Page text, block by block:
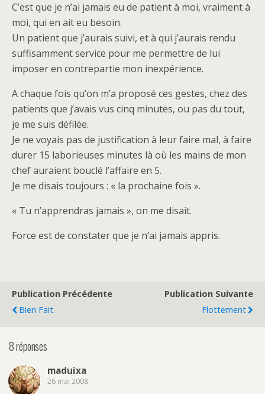
C’est que je n’ai jamais eu de patient à moi, vraiment à
moi, qui en ait eu besoin.
Un patient que j’aurais suivi, et à qui j’aurais rendu
suffisamment service pour me permettre de lui
imposer en contrepartie mon inexpérience.
A chaque fois qu’on m’a proposé ces gestes, chez des
patients que j’avais vus cinq minutes, ou pas du tout,
je me suis défilée.
Je ne voyais pas de justification à leur faire mal, à faire
durer 15 laborieuses minutes là où les mains de mon
chef auraient bouclé l’affaire en 5.
Je me disais toujours : « la prochaine fois ».
« Tu n’apprendras jamais », on me disait.
Force est de constater que je n’ai jamais appris.
Publication Précédente
Bien Fait.
Publication Suivante
Flottement
8 réponses
maduixa
26 mai 2008